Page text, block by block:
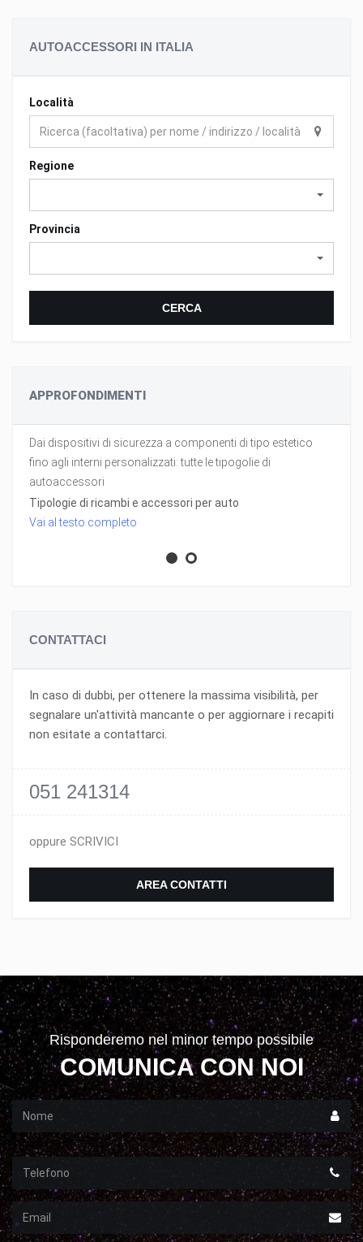
AUTOACCESSORI IN ITALIA
Località
Regione
Provincia
CERCA
APPROFONDIMENTI
Dai dispositivi di sicurezza a componenti di tipo estetico
fino agli interni personalizzati: tutte le tipogolie di
autoaccessori
Tipologie di ricambi e accessori per auto
Vai al testo completo
CONTATTACI
In caso di dubbi, per ottenere la massima visibilità, per
segnalare un'attività mancante o per aggiornare i recapiti
non esitate a contattarci.
051 241314
oppure SCRIVICI
AREA CONTATTI
Risponderemo nel minor tempo possibile
COMUNICA CON NOI
Nome
Email